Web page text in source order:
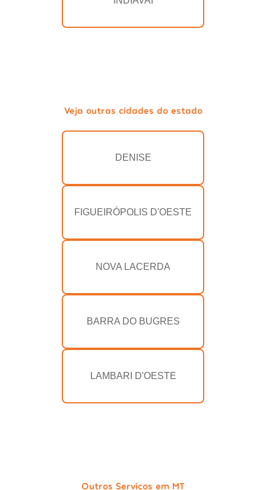
Veja outras cidades do estado
DENISE
FIGUEIRÓPOLIS D'OESTE
NOVA LACERDA
BARRA DO BUGRES
LAMBARI D'OESTE
Outros Serviços em MT